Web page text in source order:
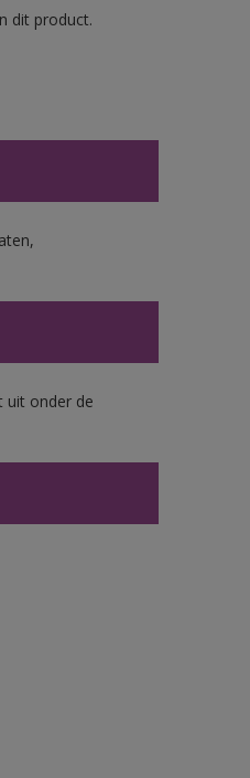
dit product.
uit onder de